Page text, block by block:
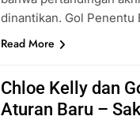
dinantikan. Gol
Read More
Chloe Kelly dan
Aturan Baru –